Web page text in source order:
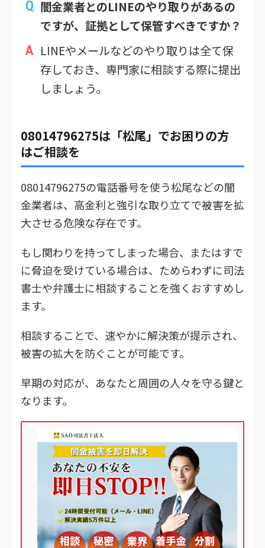
闇金業者とのLINEのやり取りがあるの
ですが、証拠として保管すべきですか？
LINEやメールなどのやり取りは全て保
存しておき、専門家に相談する際に提出
しましょう。
08014796275は「松尾」でお困りの方
はご相談を
08014796275の電話番号を使う松尾などの闇
金業者は、高金利と強引な取り立てで被害を拡
大させる危険な存在です。
もし関わりを持ってしまった場合、またはすで
に脅迫を受けている場合は、ためらわずに司法
書士や弁護士に相談することを強くおすすめし
ます。
相談することで、速やかに解決策が提示され、
被害の拡大を防ぐことが可能です。
早期の対応が、あなたと周囲の人々を守る鍵と
なります。